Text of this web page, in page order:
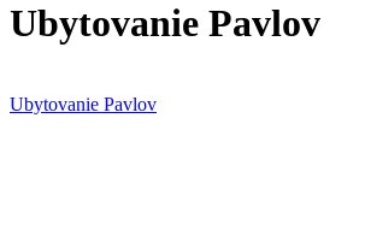
Ubytovanie Pavlov
Ubytovanie Pavlov